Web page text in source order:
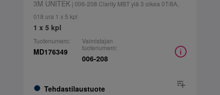
3M UNITEK| 006-208 Clarity MBT ylä 3 oikea 0T/8A,
018 ura 1 x 5 kpl
1 x 5 kpl
Tuotenumero:
MD176349
Tehdastilaustuote
Valmistajan
tuotenumero:
006-208